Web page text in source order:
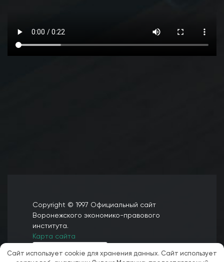
Copyright © 1997 Официальный сайт
Воронежского экономико-правового
института.
Карта сайта
Сайт использует cookie для хранения данных. Сайт использует